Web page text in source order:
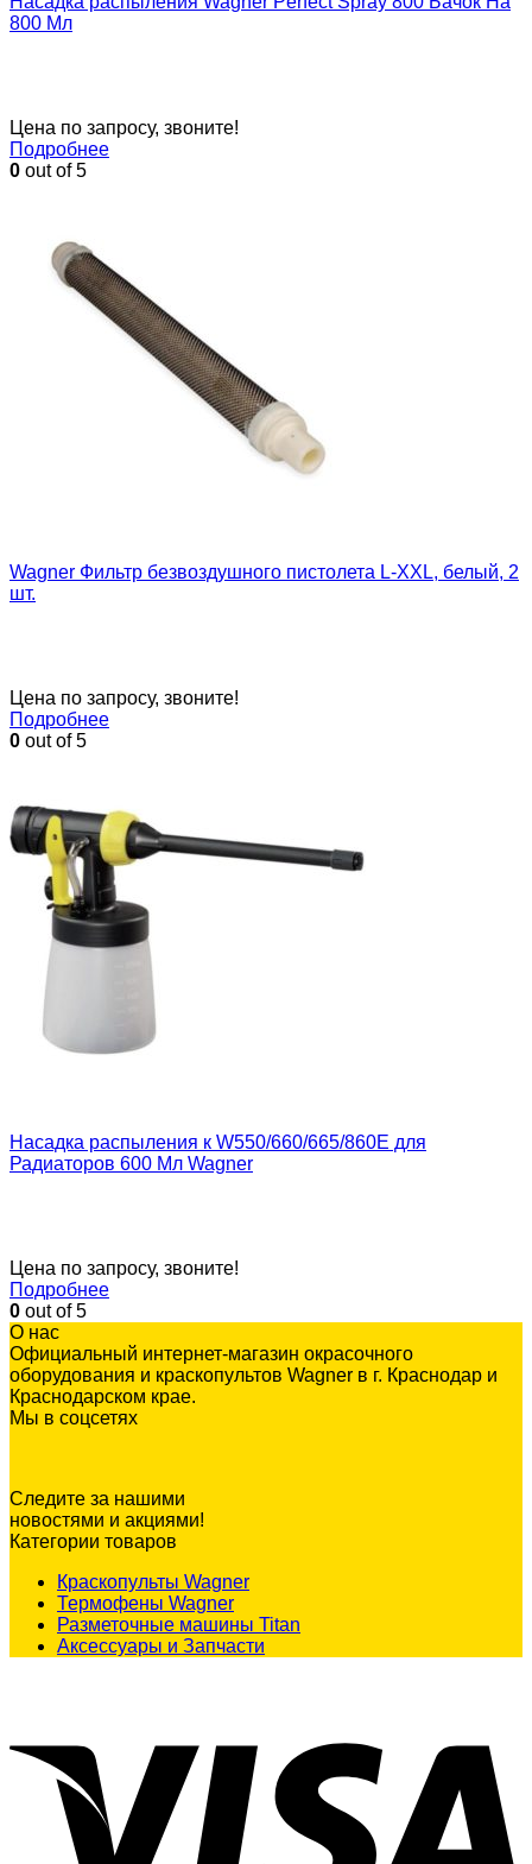
800 Мл
Цена по запросу, звоните!
Подробнее
0 out of 5
Wagner Фильтр безвоздушного пистолета L-XXL, белый, 2
шт.
Цена по запросу, звоните!
Подробнее
0 out of 5
Насадка распыления к W550/660/665/860E для
Радиаторов 600 Мл Wagner
Цена по запросу, звоните!
Подробнее
0 out of 5
О нас
Официальный интернет-магазин окрасочного
оборудования и краскопультов Wagner в г. Краснодар и
Краснодарском крае.
Мы в соцсетях
Следите за нашими
новостями и акциями!
Категории товаров
Краскопульты Wagner
Термофены Wagner
Разметочные машины Titan
Аксессуары и Запчасти